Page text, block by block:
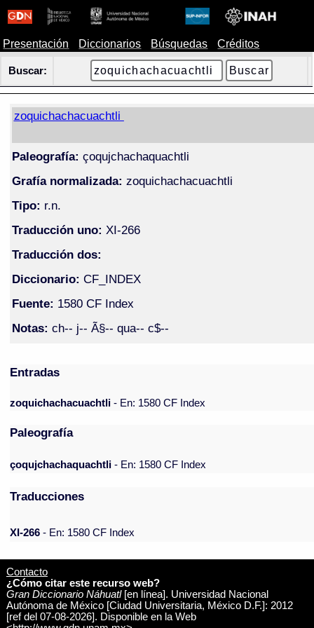
Presentación Diccionarios Búsquedas Créditos
Buscar:
zoquichachacuachtli
Paleografía: çoqujchachaquachtli
Grafía normalizada: zoquichachacuachtli
Tipo: r.n.
Traducción uno: XI-266
Traducción dos:
Diccionario: CF_INDEX
Fuente: 1580 CF Index
Notas: ch-- j-- Ã§-- qua-- c$--
Entradas
zoquichachacuachtli- En: 1580 CF Index
Paleografía
çoqujchachaquachtli - En: 1580 CF Index
Traducciones
XI-266 - En: 1580 CF Index
Contacto
¿Cómo citar este recurso web?
Gran Diccionario Náhuatl[en línea]. Universidad Nacional
Autónoma de México [Ciudad Universitaria, México D.F.]: 2012
[ref del 07-08-2026]. Disponible en la Web